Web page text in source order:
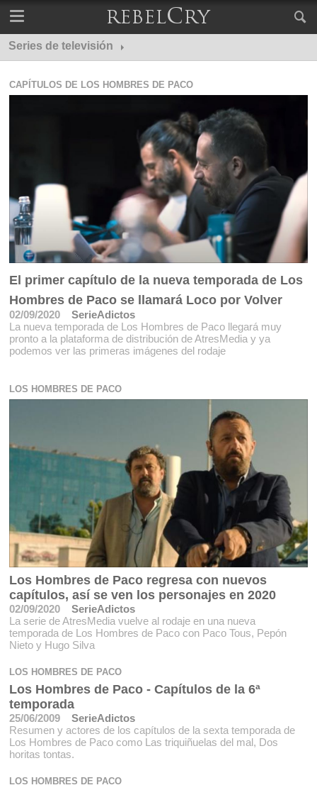
Series de televisión
CAPÍTULOS DE LOS HOMBRES DE PACO
El primer capítulo de la nueva temporada de Los
Hombres de Paco se llamará Loco por Volver
02/09/2020
SerieAdictos
La nueva temporada de Los Hombres de Paco llegará muy
pronto a la plataforma de distribución de AtresMedia y ya
podemos ver las primeras imágenes del rodaje
LOS HOMBRES DE PACO
Los Hombres de Paco regresa con nuevos
capítulos, así se ven los personajes en 2020
02/09/2020
SerieAdictos
La serie de AtresMedia vuelve al rodaje en una nueva
temporada de Los Hombres de Paco con Paco Tous, Pepón
Nieto y Hugo Silva
LOS HOMBRES DE PACO
Los Hombres de Paco - Capítulos de la 6ª
temporada
25/06/2009
SerieAdictos
Resumen y actores de los capítulos de la sexta temporada de
Los Hombres de Paco como Las triquiñuelas del mal, Dos
horitas tontas.
LOS HOMBRES DE PACO